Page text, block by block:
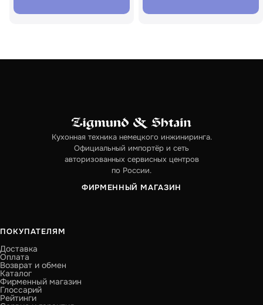
Кухонная техника немецкого инжиниринга.
Официальный импортёр и сеть
авторизованных сервисных центров
по России.
ФИРМЕННЫЙ МАГАЗИН
ПОКУПАТЕЛЯМ
Доставка
Оплата
Возврат и обмен
Каталог
Фирменный магазин
Глоссарий
Рейтинги